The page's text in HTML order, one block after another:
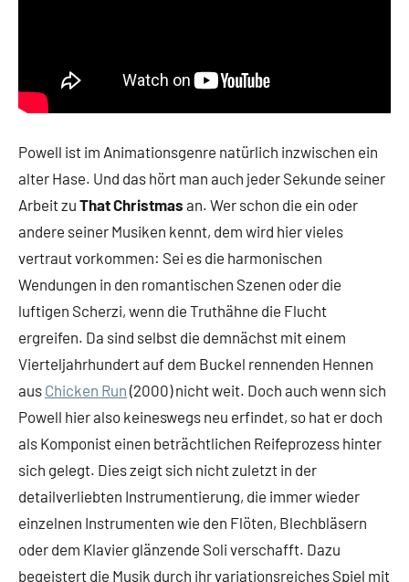
Powell ist im Animationsgenre natürlich inzwischen ein
alter Hase. Und das hört man auch jeder Sekunde seiner
Arbeit zu That Christmas an. Wer schon die ein oder
andere seiner Musiken kennt, dem wird hier vieles
vertraut vorkommen: Sei es die harmonischen
Wendungen in den romantischen Szenen oder die
luftigen Scherzi, wenn die Truthähne die Flucht
ergreifen. Da sind selbst die demnächst mit einem
Vierteljahrhundert auf dem Buckel rennenden Hennen
aus Chicken Run (2000) nicht weit. Doch auch wenn sich
Powell hier also keineswegs neu erfindet, so hat er doch
als Komponist einen beträchtlichen Reifeprozess hinter
sich gelegt. Dies zeigt sich nicht zuletzt in der
detailverliebten Instrumentierung, die immer wieder
einzelnen Instrumenten wie den Flöten, Blechbläsern
oder dem Klavier glänzende Soli verschafft. Dazu
begeistert die Musik durch ihr variationsreiches Spiel mit